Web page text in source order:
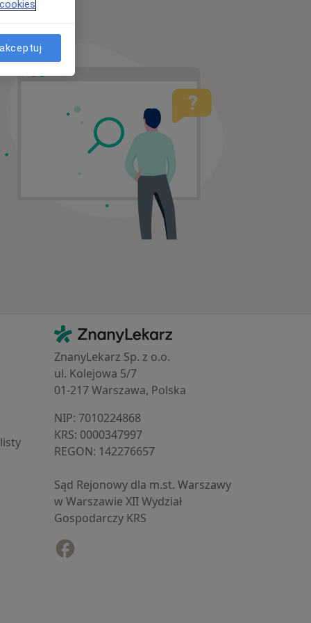
Kontakt
ZnanyLekarz - Strona główna
ZnanyLekarz Sp. z o.o.
ul. Kolejowa 5/7
01-217 Warszawa, Polska
NIP: ⁠7010224868
KRS: ⁠0000347997
REGON: ⁠142276657
Sąd Rejonowy dla m.st. Warszawy
w Warszawie XII Wydział
Gospodarczy KRS